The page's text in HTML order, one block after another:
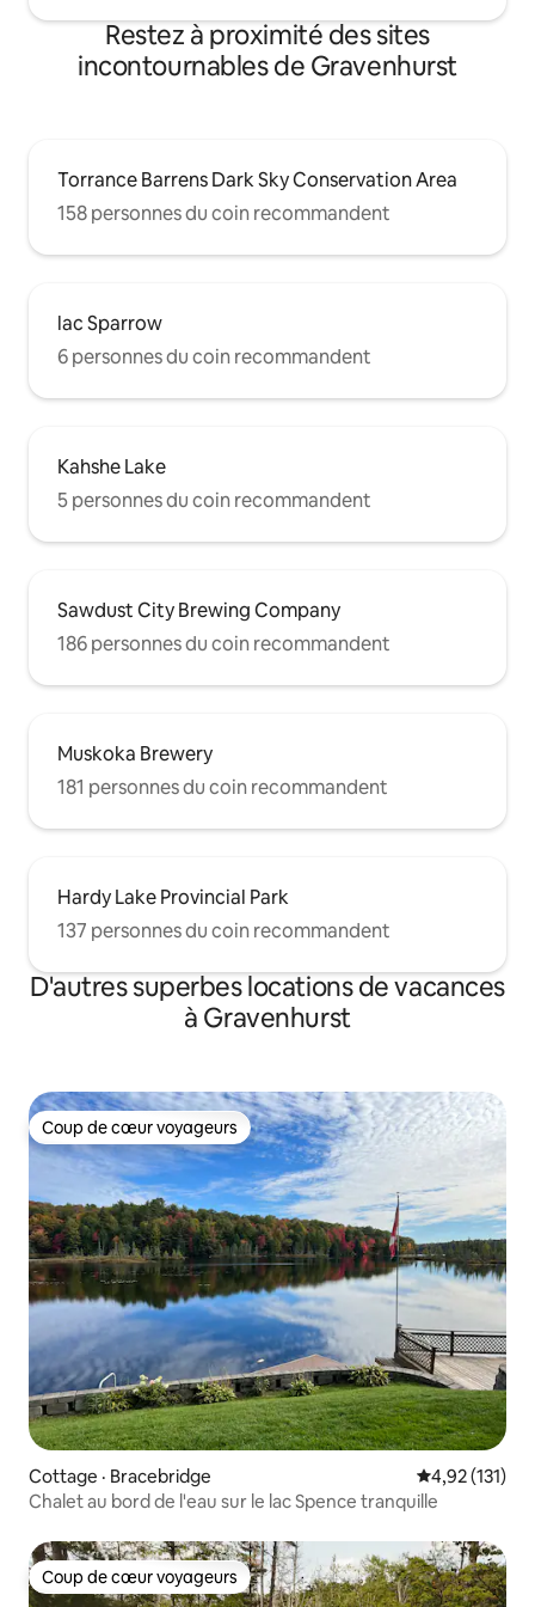
Restez à proximité des sites
incontournables de Gravenhurst
Torrance Barrens Dark Sky Conservation Area
158 personnes du coin recommandent
lac Sparrow
6 personnes du coin recommandent
Kahshe Lake
5 personnes du coin recommandent
Sawdust City Brewing Company
186 personnes du coin recommandent
Muskoka Brewery
181 personnes du coin recommandent
Hardy Lake Provincial Park
137 personnes du coin recommandent
D'autres superbes locations de vacances
à Gravenhurst
Coup de cœur voyageurs
Coup de cœur voyageurs
Cottage · Bracebridge Note
4,92 (131)
Chalet au bord de l'eau sur le lac Spence tranquille
Coup de cœur voyageurs
Coup de cœur voyageurs